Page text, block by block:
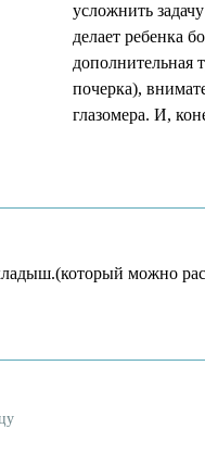
усложнить
делает ребенка
дополнительная
почерка),
глазомера. И,
можно